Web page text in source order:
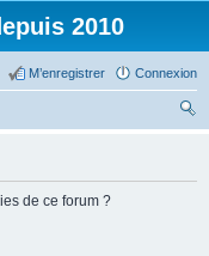
2010
Connexion
M’enregistrer
de ce forum ?